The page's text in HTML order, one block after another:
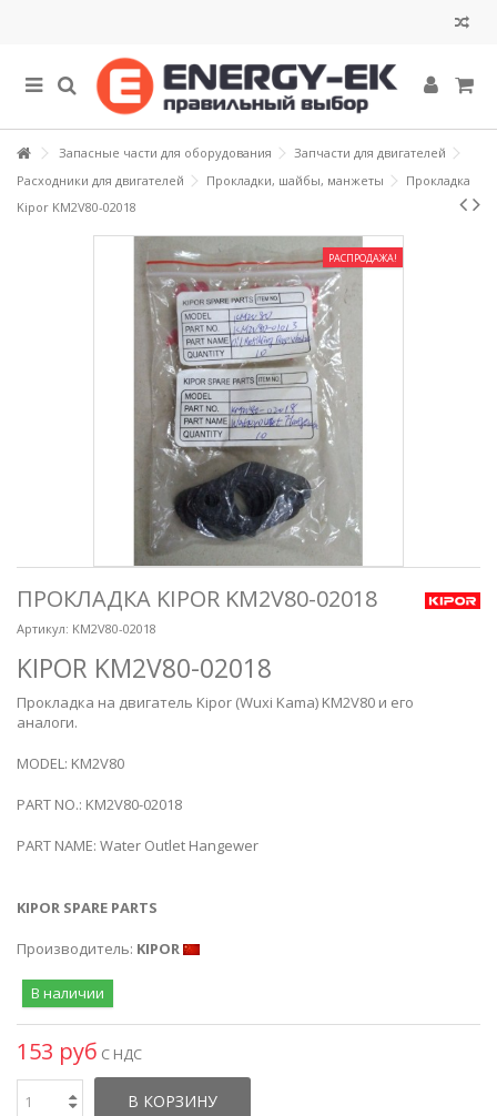
Запасные части для оборудования
Запчасти для двигателей
Расходники для двигателей
Прокладки, шайбы, манжеты
Прокладка
Kipor KM2V80-02018
РАСПРОДАЖА!
ПРОКЛАДКА KIPOR KM2V80-02018
Артикул: KM2V80-02018
KIPOR KM2V80-02018
Прокладка на двигатель Kipor (Wuxi Kama) KM2V80 и его
аналоги.
MODEL: KM2V80
PART NO.: KM2V80-02018
PART NAME: Water Outlet Hangewer
KIPOR SPARE PARTS
Производитель: KIPOR
В наличии
153 руб С НДС
В КОРЗИНУ